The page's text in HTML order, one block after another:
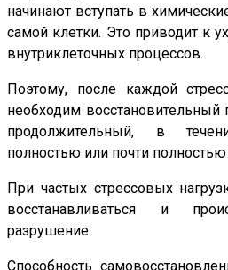
начинают вступать в
самой клетки. Это приводит к
внутриклеточных процессов.
Поэтому, после каждой
необходим
продолжительный, в
полностью или почти полностью
При частых стрессовых
восстанавливаться и
разрушение.
Способность